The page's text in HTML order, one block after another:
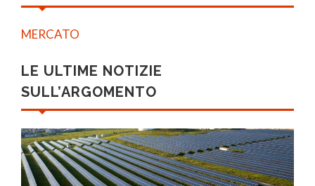
MERCATO
LE ULTIME NOTIZIE
SULL’ARGOMENTO